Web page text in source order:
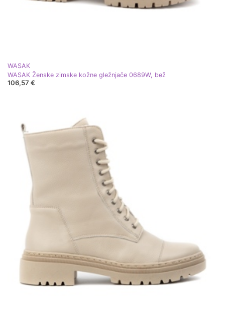
WASAK
WASAK Ženske zimske kožne gležnjače 0689W, bež
106,57 €